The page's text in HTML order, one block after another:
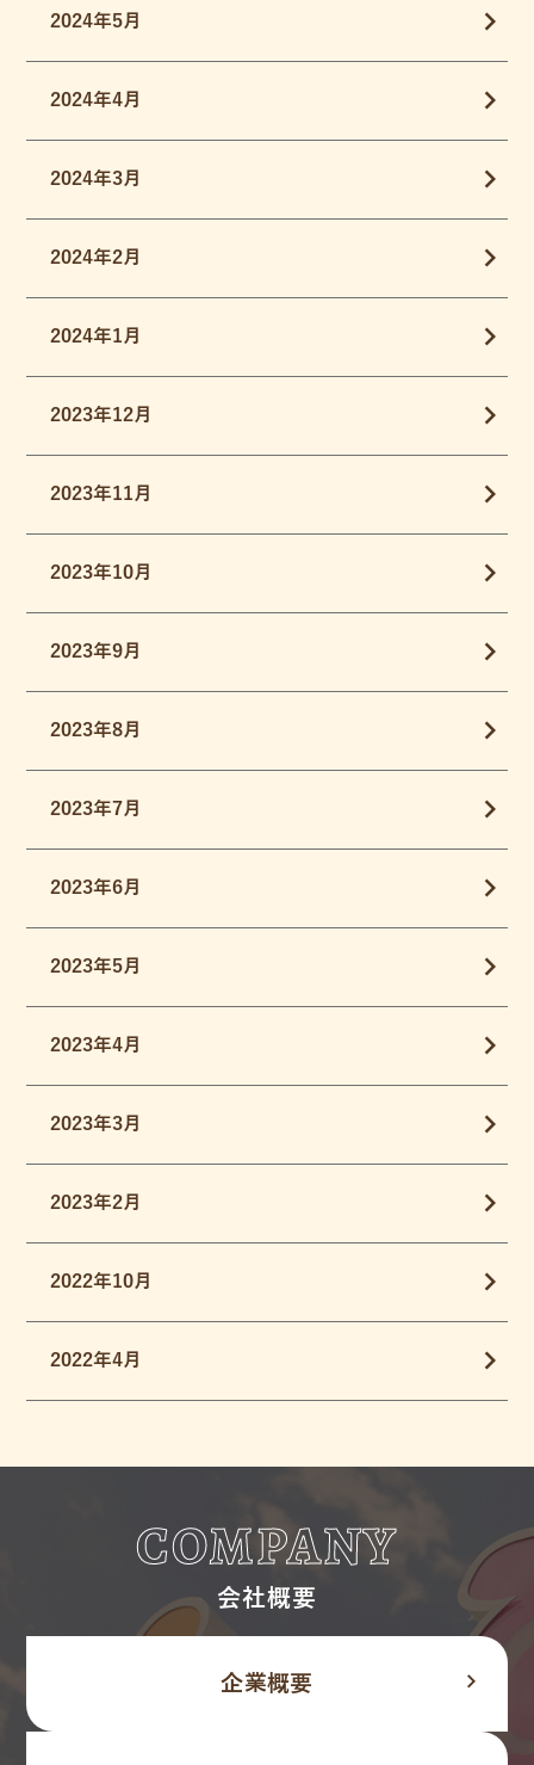
2024年5月
2024年4月
2024年3月
2024年2月
2024年1月
2023年12月
2023年11月
2023年10月
2023年9月
2023年8月
2023年7月
2023年6月
2023年5月
2023年4月
2023年3月
2023年2月
2022年10月
2022年4月
COMPANY
会社概要
企業概要 navigate_next